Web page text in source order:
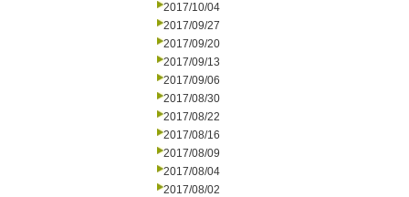
2017/10/04
2017/09/27
2017/09/20
2017/09/13
2017/09/06
2017/08/30
2017/08/22
2017/08/16
2017/08/09
2017/08/04
2017/08/02